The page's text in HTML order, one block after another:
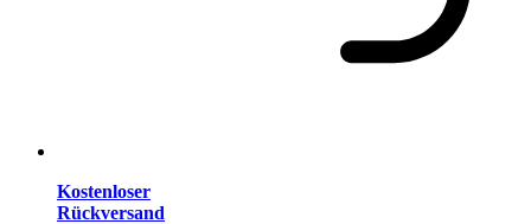
Kostenloser
Rückversand